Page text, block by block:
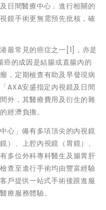
日間醫療中心」進行相關的
鏡手術更無需預先批核，確
最常見的癌症之一 [1] ，亦是
癌的成因是結腸或直腸內的
，定期檢查有助及早發現病
AXA安盛指定內視鏡及日間
外，其醫療費用及衍生的雜
經濟負擔。
心」備有多項頂尖的內視鏡
）、上腔內視鏡（胃鏡）、
多位外科專科醫生及腸胃肝
查至進行手術均由豐富經驗
戶提供一站式手術後跟進服
療服務體驗。